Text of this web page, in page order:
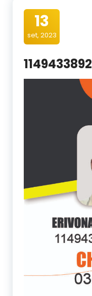
13
set, 2023
1149433892